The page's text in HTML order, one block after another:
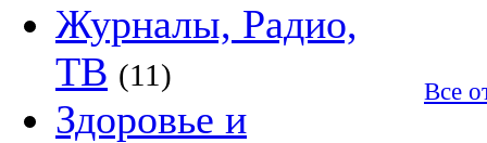
Журналы, Радио,
ТВ (11)
Здоровье и
Все